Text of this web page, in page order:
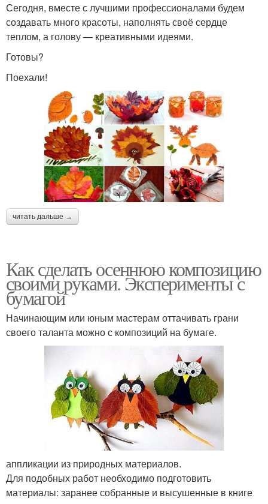
Сегодня, вместе с лучшими профессионалами будем
создавать много красоты, наполнять своё сердце
теплом, а голову — креативными идеями.
Готовы?
Поехали!
читать дальше →
Как сделать осеннюю композицию
своими руками. Эксперименты с
бумагой
Начинающим или юным мастерам оттачивать грани
своего таланта можно с композиций на бумаге.
аппликации из природных материалов.
Для подобных работ необходимо подготовить
материалы: заранее собранные и высушенные в книге